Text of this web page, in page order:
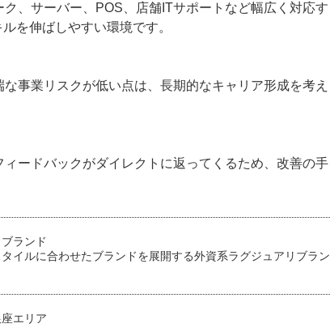
、サーバー、POS、店舗ITサポートなど幅広く対応す
を伸ばしやすい環境です。
事業リスクが低い点は、長期的なキャリア形成を考え
ードバックがダイレクトに返ってくるため、改善の手
ランド
イルに合わせたブランドを展開する外資系ラグジュアリブラン
エリア